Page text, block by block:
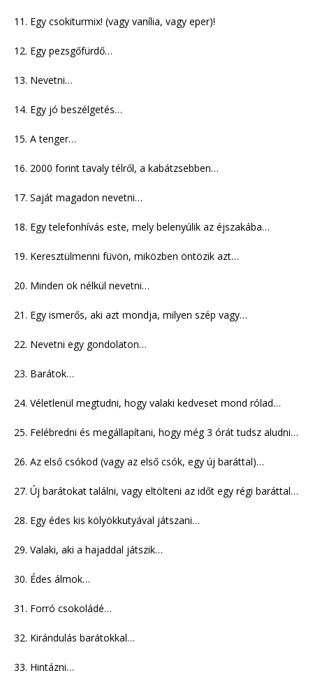
11. Egy csokiturmix! (vagy vanília, vagy eper)!
12. Egy pezsgőfürdő…
13. Nevetni…
14. Egy jó beszélgetés…
15. A tenger…
16. 2000 forint tavaly télről, a kabátzsebben…
17. Saját magadon nevetni…
18. Egy telefonhívás este, mely belenyúlik az éjszakába…
19. Keresztülmenni füvön, miközben öntözik azt…
20. Minden ok nélkül nevetni…
21. Egy ismerős, aki azt mondja, milyen szép vagy…
22. Nevetni egy gondolaton…
23. Barátok…
24. Véletlenül megtudni, hogy valaki kedveset mond rólad…
25. Felébredni és megállapítani, hogy még 3 órát tudsz aludni…
26. Az első csókod (vagy az első csók, egy új baráttal)…
27. Új barátokat találni, vagy eltölteni az időt egy régi baráttal…
28. Egy édes kis kölyökkutyával játszani…
29. Valaki, aki a hajaddal játszik…
30. Édes álmok…
31. Forró csokoládé…
32. Kirándulás barátokkal…
33. Hintázni…